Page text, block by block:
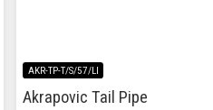
AKR-TP-T/S/57/LI
Akrapovic Tail Pipe